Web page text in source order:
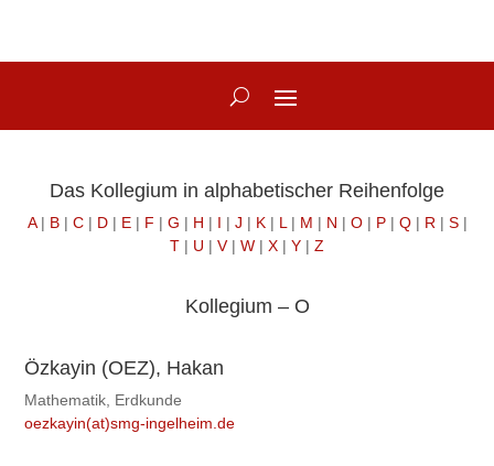
Das Kollegium in alphabetischer Reihenfolge
A| B| C| D| E| F | G | H | I | J | K| L | M | N | O| P| Q| R | S|
T | U | V| W | X | Y | Z
Kollegium – O
Özkayin (OEZ), Hakan
Mathematik, Erdkunde
oezkayin(at)smg-ingelheim.de